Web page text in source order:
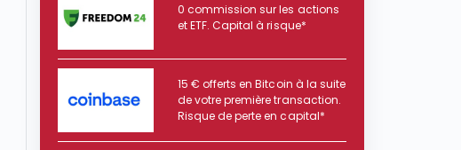
0 commission sur les actions
et ETF. Capital à risque*
15 € offerts en Bitcoin à la suite
de votre première transaction.
Risque de perte en capital*